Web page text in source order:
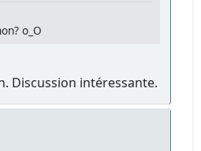
o_O
Discussion intéressante.